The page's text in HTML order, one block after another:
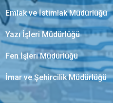
Emlak ve İstimlak Müdürlüğü
Yazı İşleri Müdürlüğü
Fen İşleri Müdürlüğü
İmar ve Şehircilik Müdürlüğü